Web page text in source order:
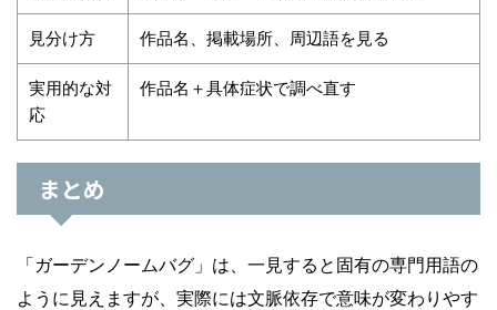
見分け方 作品名、掲載場所、周辺語を見る
実用的な対
応
作品名＋具体症状で調べ直す
まとめ
「ガーデンノームバグ」は、一見すると固有の専門用語の
ように見えますが、実際には文脈依存で意味が変わりやす